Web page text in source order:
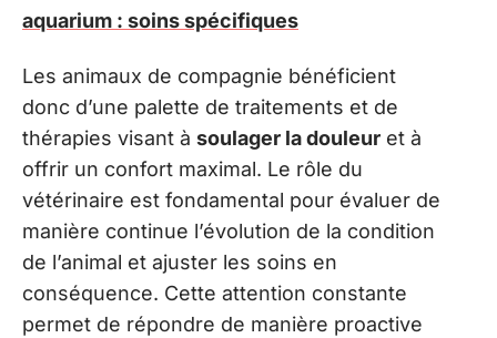
aquarium : soins spécifiques
Les animaux de compagnie bénéficient
donc d’une palette de traitements et de
thérapies visant à soulager la douleur et à
offrir un confort maximal. Le rôle du
vétérinaire est fondamental pour évaluer de
manière continue l’évolution de la condition
de l’animal et ajuster les soins en
conséquence. Cette attention constante
permet de répondre de manière proactive